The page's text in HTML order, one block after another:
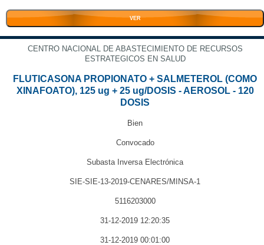
VER
CENTRO NACIONAL DE ABASTECIMIENTO DE RECURSOS
ESTRATEGICOS EN SALUD
FLUTICASONA PROPIONATO + SALMETEROL (COMO
XINAFOATO), 125 ug + 25 ug/DOSIS - AEROSOL - 120
DOSIS
Bien
Convocado
Subasta Inversa Electrónica
SIE-SIE-13-2019-CENARES/MINSA-1
5116203000
31-12-2019 12:20:35
31-12-2019 00:01:00